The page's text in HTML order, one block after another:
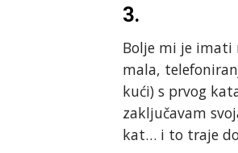
3.
Bolje mi je imati
mala,
kući) s prvog
zaključavam
kat… i to traje